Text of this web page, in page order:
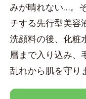
みが晴れない…。
チする先行型美容
洗顔料の後、化粧
層まで入り込み、
乱れから肌を守り